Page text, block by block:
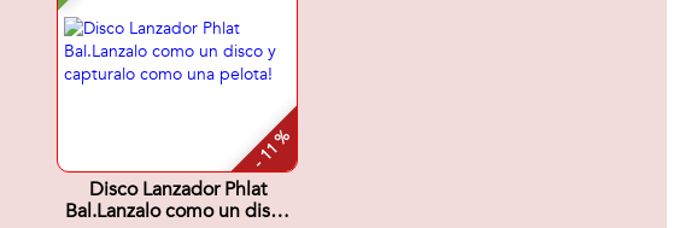
- 11 %
Disco Lanzador Phlat
Bal.Lanzalo como un disco